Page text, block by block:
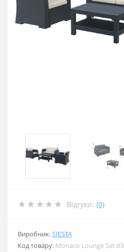
Відгуки: (0)
Виробник:SIESTA
Код товару: Monaco Lounge Set